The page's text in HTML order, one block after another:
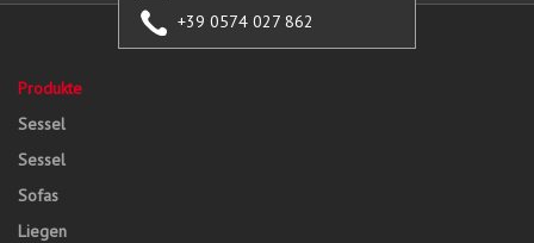
+39 0574 027 862
Produkte
Sessel
Sessel
Sofas
Liegen